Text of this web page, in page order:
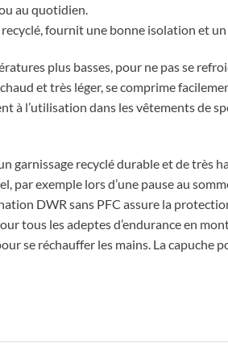
au quotidien.
fournit une bonne isolation et
plus basses, pour ne pas se
et très léger, se comprime
à l’utilisation dans les vêtements de
garnissage recyclé durable et de très
exemple lors d’une pause au
DWR sans PFC assure la
tous les adeptes d’endurance en
se réchauffer les mains. La capuche